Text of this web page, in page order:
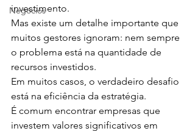
Negócios
investimento.
Mas existe um detalhe importante que
muitos gestores ignoram: nem sempre
o problema está na quantidade de
recursos investidos.
Em muitos casos, o verdadeiro desafio
está na eficiência da estratégia.
É comum encontrar empresas que
investem valores significativos em